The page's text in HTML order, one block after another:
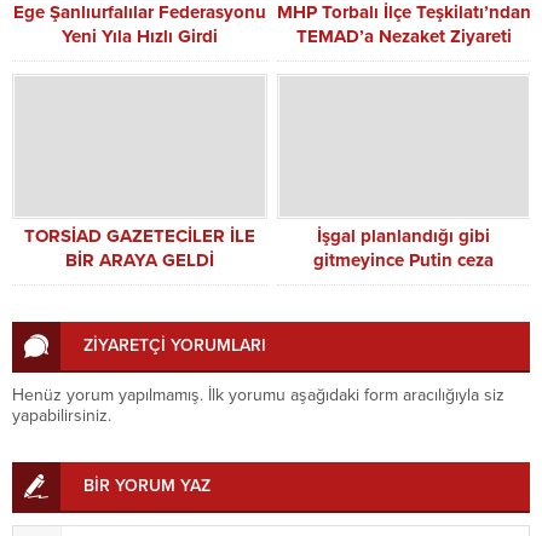
Ege Şanlıurfalılar Federasyonu
Yeni Yıla Hızlı Girdi
MHP Torbalı İlçe Teşkilatı’ndan
TEMAD’a Nezaket Ziyareti
TORSİAD GAZETECİLER İLE
BİR ARAYA GELDİ
İşgal planlandığı gibi
gitmeyince Putin ceza
kesmeye başladı: 8 general
ZİYARETÇİ YORUMLARI
Henüz yorum yapılmamış. İlk yorumu aşağıdaki form aracılığıyla siz
yapabilirsiniz.
BİR YORUM YAZ